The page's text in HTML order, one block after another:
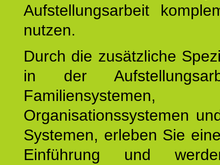
Aufstellungsarbeit
nutzen.
Durch die zusätzliche
in der
Familiensystemen,
Organisationssystemen
Systemen, erleben Sie
Einführung und